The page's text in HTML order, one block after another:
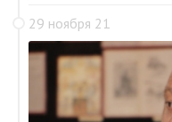
29 ноября 21